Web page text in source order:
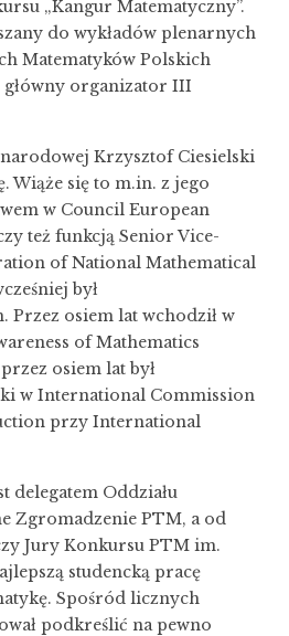
„Kangur Matematyczny”.
do wykładów plenarnych
Matematyków Polskich
główny organizator III
Krzysztof Ciesielski
Wiąże się to m.in. z jego
w Council European
też funkcją Senior Vice-
of National Mathematical
był
Przez osiem lat wchodził w
of Mathematics
osiem lat był
w International Commission
przy International
delegatem Oddziału
Zgromadzenie PTM, a od
Jury Konkursu PTM im.
studencką pracę
Spośród licznych
podkreślić na pewno